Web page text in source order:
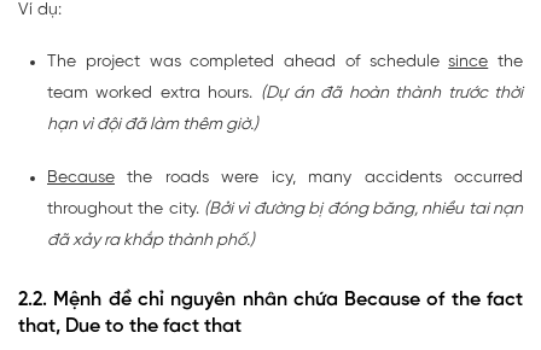
Ví dụ:
The project was completed ahead of schedulesince the
team worked extra hours. (Dự án đã hoàn thành trước thời
hạn vì đội đã làm thêm giờ.)
Because the roads were icy, many accidents occurred
throughout the city. (Bởi vì đường bị đóng băng, nhiều tai nạn
đã xảy ra khắp thành phố.)
2.2. Mệnh đề chỉ nguyên nhân chứa Because of the fact
that, Due to the fact that